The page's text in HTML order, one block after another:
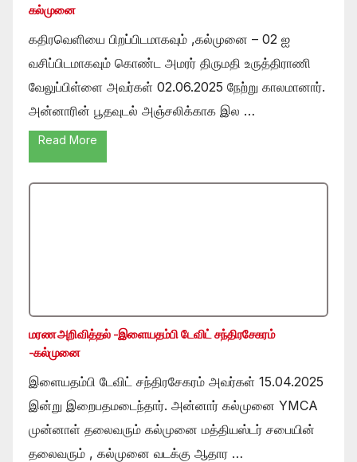
கல்முனை
கதிரவெளியை பிறப்பிடமாகவும் ,கல்முனை – 02 ஐ
வசிப்பிடமாகவும் கொண்ட அமரர் திருமதி உருத்திராணி
வேலுப்பிள்ளை அவர்கள் 02.06.2025 நேற்று காலமானார்.
அன்னாரின் பூதவுடல் அஞ்சலிக்காக இல …
Read More
மரண அறிவித்தல் -இளையதம்பி டேவிட் சந்திரசேகரம்
-கல்முனை
இளையதம்பி டேவிட் சந்திரசேகரம் அவர்கள் 15.04.2025
இன்று இறைபதமடைந்தார். அன்னார் கல்முனை YMCA
முன்னாள் தலைவரும் கல்முனை மத்தியஸ்டர் சபையின்
தலைவரும் , கல்முனை வடக்கு ஆதார …